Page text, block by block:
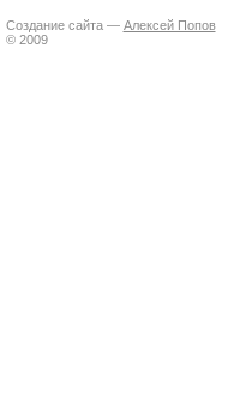
Создание сайта — Алексей Попов
© 2009